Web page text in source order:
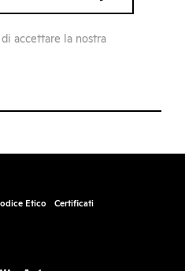
accettare la nostra
Etico Certificati